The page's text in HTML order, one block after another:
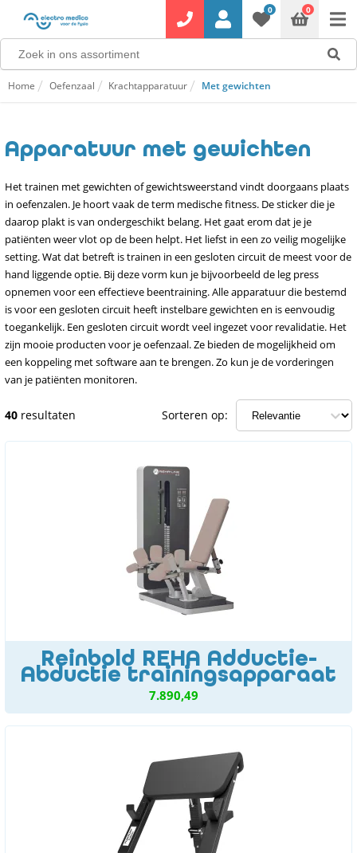
0 0
Home Oefenzaal Krachtapparatuur Met gewichten
Apparatuur met gewichten
Het trainen met gewichten of gewichtsweerstand vindt doorgaans plaats
in oefenzalen. Je hoort vaak de term medische fitness. De sticker die je
daarop plakt is van ondergeschikt belang. Het gaat erom dat je je
patiënten weer vlot op de been helpt. Het liefst in een zo veilig mogelijke
setting. Wat dat betreft is trainen in een gesloten circuit de meest voor de
hand liggende optie. Bij deze vorm kun je bijvoorbeeld de leg press
opnemen voor een effectieve beentraining. Alle apparatuur die bestemd
is voor een gesloten circuit heeft instelbare gewichten en is eenvoudig
toegankelijk. Een gesloten circuit wordt veel ingezet voor revalidatie. Het
zijn mooie producten voor je oefenzaal. Ze bieden de mogelijkheid om
een koppeling met software aan te brengen. Zo kun je de vorderingen
van je patiënten monitoren.
40 resultaten Sorteren op:
Reinbold REHA Adductie-
Abductie trainingsapparaat
7.890,49